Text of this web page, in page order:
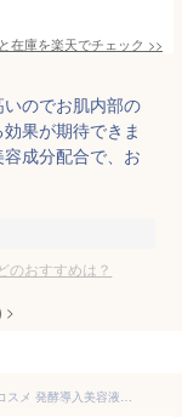
在庫を楽天でチェック >>
のでお肌内部の
果が期待できま
成分配合で、お
のおすすめは？
>
[公式] ルルーナ スキンケア2点セット 乾燥肌 発酵コスメ 発酵導入美容液 高保湿 発酵エイジングケアセラム モイスチャーローション 顔 プラセンタ 美容液 とろみ化粧水 キメ 整う 肌荒れ スキンケア 毛穴ケア 化粧品 ヒト型セラミド